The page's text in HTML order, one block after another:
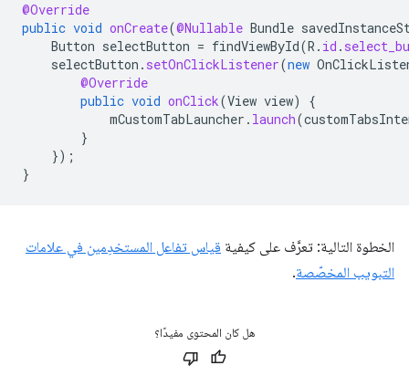
@Override
public void onCreate(@Nullable Bundle
Button selectButton = findViewById(R . id .
selectButton . setOnClickListener(new
@Override
public void onClick(View view)
{
mCustomTabLauncher . launch(
}
});
}
الخطوة التالية: تعرَّف على كيفية قياس تفاعل المستخدِمين في علامات
التبويب المخصّصة.
هل كان المحتوى مفيدًا؟